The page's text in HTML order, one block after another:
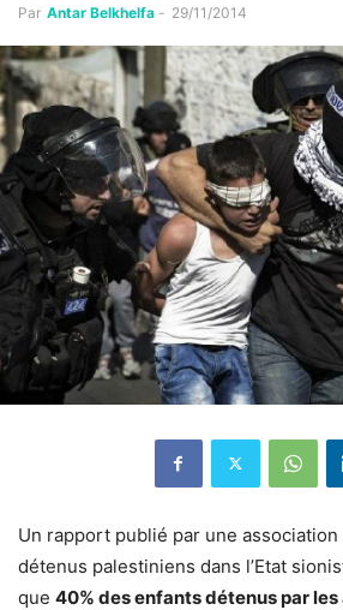
Par Antar Belkhelfa - 29/11/2014
Un rapport publié par une
détenus palestiniens dans l’Etat
que 40% des enfants détenus par